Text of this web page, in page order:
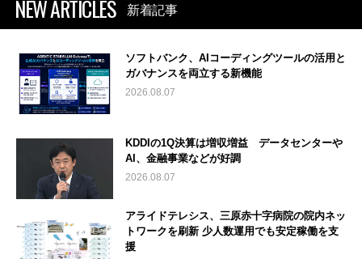
NEW ARTICLES 新着記事
ソフトバンク、AIコーディングツールの活用と
ガバナンスを両立する新機能
2026.08.07
KDDIの1Q決算は増収増益 データセンターや
AI、金融事業などが好調
2026.08.07
アライドテレシス、三原赤十字病院の院内ネッ
トワークを刷新 少人数運用でも安定稼働を支
援